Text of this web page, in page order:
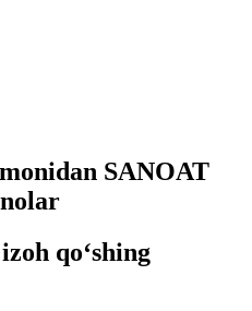
SANOAT
qo‘shing